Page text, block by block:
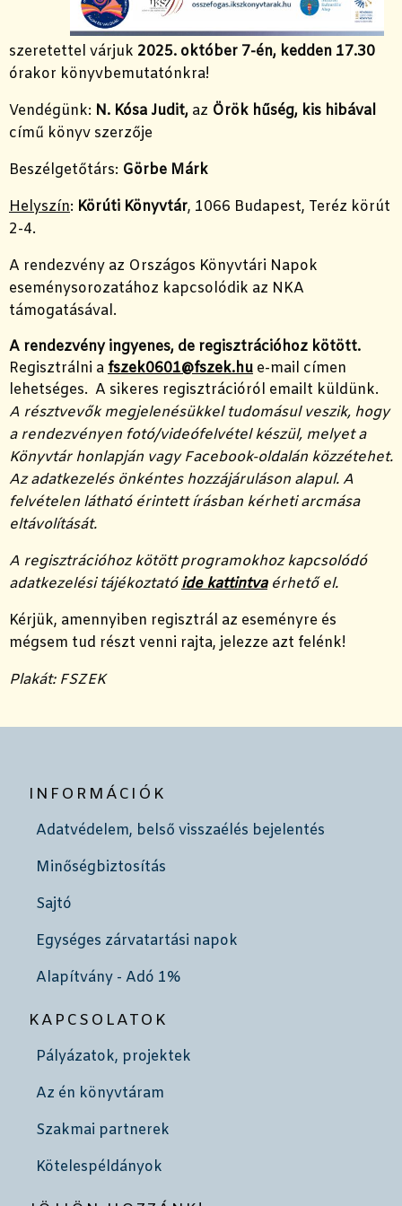
szeretettel várjuk 2025. október 7-én, kedden 17.30
órakor könyvbemutatónkra!
Vendégünk: N. Kósa Judit, az Örök hűség, kis hibával
című könyv szerzője
Beszélgetőtárs: Görbe Márk
Helyszín: Körúti Könyvtár, 1066 Budapest, Teréz körút
2-4.
A rendezvény az Országos Könyvtári Napok
eseménysorozatához kapcsolódik az NKA
támogatásával.
A rendezvény ingyenes, de regisztrációhoz kötött.
Regisztrálni a fszek0601@fszek.hu e-mail címen
lehetséges. A sikeres regisztrációról emailt küldünk.
A résztvevők megjelenésükkel tudomásul veszik, hogy
a rendezvényen fotó/videófelvétel készül, melyet a
Könyvtár honlapján vagy Facebook-oldalán közzétehet.
Az adatkezelés önkéntes hozzájáruláson alapul. A
felvételen látható érintett írásban kérheti arcmása
eltávolítását.
A regisztrációhoz kötött programokhoz kapcsolódó
adatkezelési tájékoztatóide kattintvaérhető el.
Kérjük, amennyiben regisztrál az eseményre és
mégsem tud részt venni rajta, jelezze azt felénk!
Plakát: FSZEK
INFORMÁCIÓK
Adatvédelem, belső visszaélés bejelentés
Minőségbiztosítás
Sajtó
Egységes zárvatartási napok
Alapítvány - Adó 1%
KAPCSOLATOK
Pályázatok, projektek
Az én könyvtáram
Szakmai partnerek
Kötelespéldányok